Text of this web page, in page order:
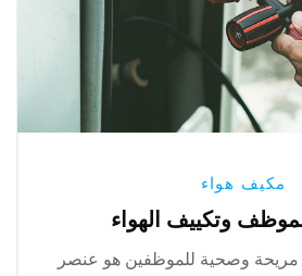
مكيف هواء
وتكييف الهواء
مريحة وصحية للموظفين هو عنصر